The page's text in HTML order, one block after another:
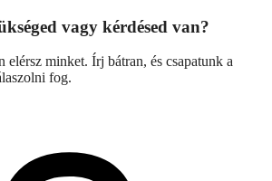
vagy kérdésed van?
elérsz minket. Írj bátran, és csapatunk a
fog.